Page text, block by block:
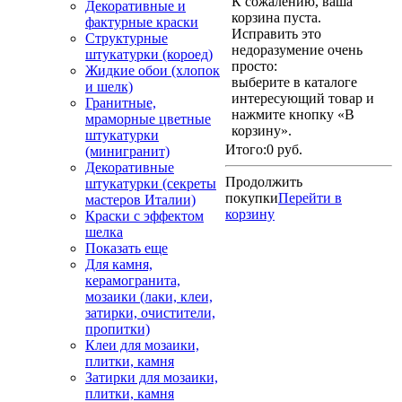
Декоративные и
фактурные краски
Структурные
штукатурки (короед)
Жидкие обои (хлопок
и шелк)
Гранитные,
мраморные цветные
штукатурки
(минигранит)
Декоративные
штукатурки (секреты
мастеров Италии)
Краски с эффектом
шелка
Показать еще
Для камня,
керамогранита,
мозаики (лаки, клеи,
затирки, очистители,
пропитки)
Клеи для мозаики,
плитки, камня
Затирки для мозаики,
плитки, камня
корзина пуста.
Исправить это
недоразумение очень
просто:
выберите в каталоге
интересующий товар и
нажмите кнопку «В
корзину».
Итого:0 руб.
Продолжить
покупкиПерейти в
корзину